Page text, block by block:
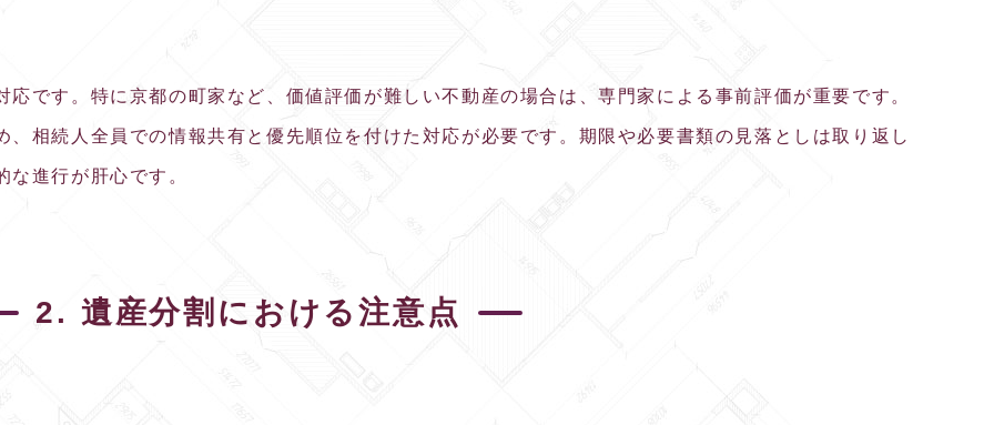
です。特に京都の町家など、価値評価が難しい不動産の場合は、専門家による事前評価が重要です。
相続人全員での情報共有と優先順位を付けた対応が必要です。期限や必要書類の見落としは取り返し
進行が肝心です。
2. 遺産分割における注意点